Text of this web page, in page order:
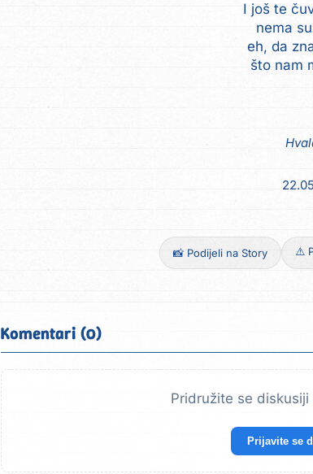
I još te
nema
eh, da
što nam
📸 Podijeli na Story ⚠️
Komentari (0)
Pridružite se
Prijavite se